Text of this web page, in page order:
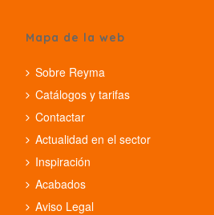
Mapa de la web
Sobre Reyma
Catálogos y tarifas
Contactar
Actualidad en el sector
Inspiración
Acabados
Aviso Legal